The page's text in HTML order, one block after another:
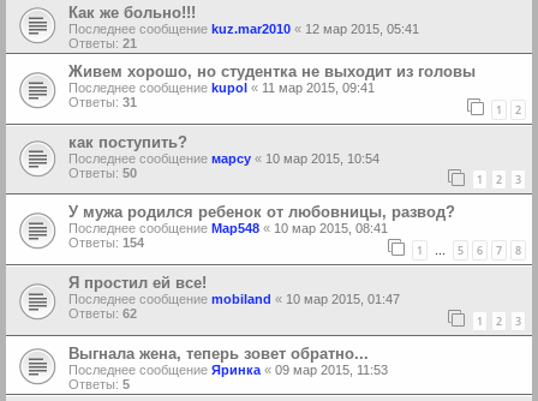
Как же больно!!!
Последнее сообщение kuz.mar2010 « 12 мар 2015, 05:41
Ответы: 21
Живем хорошо, но студентка не выходит из головы
Последнее сообщение kupol « 11 мар 2015, 09:41
Ответы: 31 1 2
как поступить?
Последнее сообщение марсу « 10 мар 2015, 10:54
Ответы: 50 1 2 3
У мужа родился ребенок от любовницы, развод?
Последнее сообщение Мар548 « 10 мар 2015, 08:41
Ответы: 154 1 … 5 6 7 8
Я простил ей все!
Последнее сообщение mobiland « 10 мар 2015, 01:47
Ответы: 62 1 2 3
Выгнала жена, теперь зовет обратно...
Последнее сообщение Яринка « 09 мар 2015, 11:53
Ответы: 5